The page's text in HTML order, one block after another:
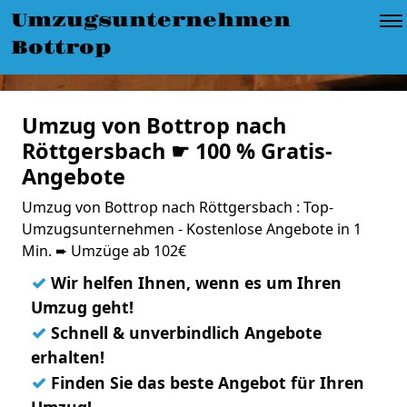
Umzugsunternehmen
Bottrop
Umzug von Bottrop nach
Röttgersbach ☛ 100 % Gratis-
Angebote
Umzug von Bottrop nach Röttgersbach : Top-
Umzugsunternehmen - Kostenlose Angebote in 1
Min. ➨ Umzüge ab 102€
✓ Wir helfen Ihnen, wenn es um Ihren
Umzug geht!
✓ Schnell & unverbindlich Angebote
erhalten!
✓ Finden Sie das beste Angebot für Ihren